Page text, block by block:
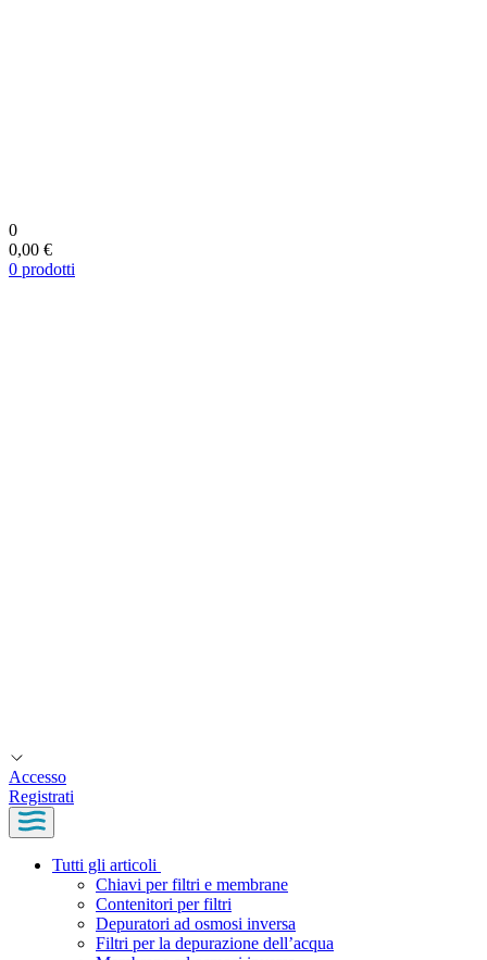
0
0,00 €
0 prodotti
Accesso
Registrati
Tutti gli articoli
Chiavi per filtri e membrane
Contenitori per filtri
Depuratori ad osmosi inversa
Filtri per la depurazione dell’acqua